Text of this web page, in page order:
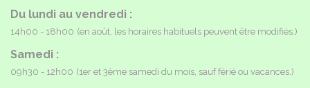
Du lundi au vendredi :
14h00 - 18h00 (en août, les horaires habituels peuvent être modifiés.)
Samedi :
09h30 - 12h00 (1er et 3ème samedi du mois, sauf férié ou vacances.)